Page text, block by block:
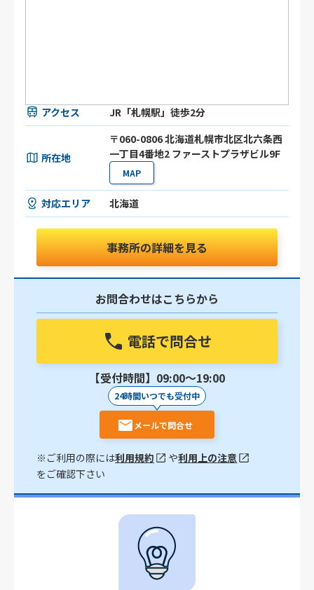
アクセス JR「札幌駅」徒歩2分
所在地
〒060-0806 北海道札幌市北区北六条⻄
⼀丁目4番地2 ファーストプラザビル9F
MAP
対応エリア 北海道
事務所の詳細を見る
お問合わせはこちらから
電話で問合せ
【受付時間】09:00〜19:00
24時間いつでも受付中
メールで問合せ
※ご利用の際には利用規約 や利用上の注意
をご確認下さい